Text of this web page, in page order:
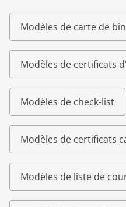
Modèles de carte de
Modèles de certificats
Modèles de check-list
Modèles de certificats
Modèles de liste de